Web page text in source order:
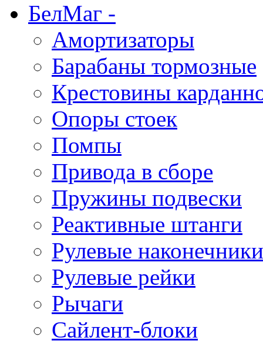
БелМаг -
Амортизаторы
Барабаны тормозные
Крестовины
Опоры стоек
Помпы
Привода в сборе
Пружины подвески
Реактивные штанги
Рулевые наконечники
Рулевые рейки
Рычаги
Сайлент-блоки